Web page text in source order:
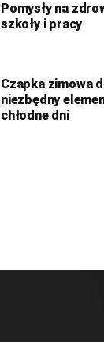
Pomysły na
szkoły i pracy
Czapka zimowa
niezbędny
chłodne dni